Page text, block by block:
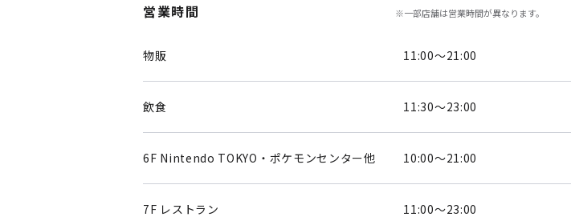
営業時間 ※一部店舗は営業時間が異なります。
物販 11:00～21:00
飲食 11:30～23:00
6F Nintendo TOKYO・ポケモンセンター他 10:00～21:00
7F レストラン 11:00～23:00